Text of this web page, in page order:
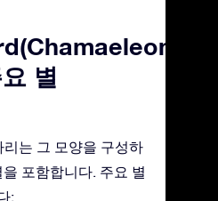
별
는 그 모양을 구성하
포함합니다. 주요 별
: